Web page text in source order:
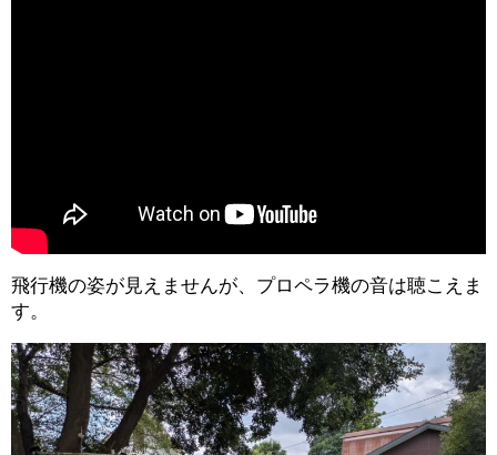
飛行機の姿が見えませんが、プロペラ機の音は聴こえま
す。